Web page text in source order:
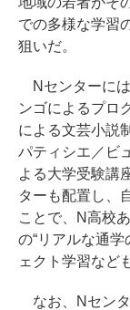
での多様な学習
狙いだ。
Nセンターには
ンゴによるプロ
による文芸小説
パティシエ／ビ
よる大学受験講
ターも配置し、
ことで、N高校
の“リアルな通
ェクト学習など
なお、Nセンタ